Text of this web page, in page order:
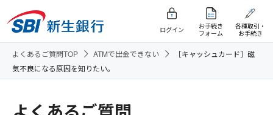
ログイン
お手続き
フォーム
各種取引・
お手続き
よくあるご質問TOP ATMで出金できない
［キャッシュカード］磁
気不良になる原因を知りたい。